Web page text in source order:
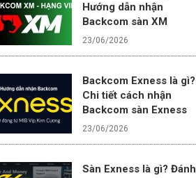
Hướng dẫn nhận
Backcom sàn XM
23/06/2026
Backcom Exness là gì?
Chi tiết cách nhận
Backcom sàn Exness
23/06/2026
Sàn Exness là gì? Đánh